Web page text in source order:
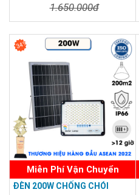
Mặt Trời Đĩa Bay 500W Solar
Light
1.650.000đ
34%
Miễn Phí Vận Chuyển
ĐÈN 200W CHỐNG CHÓI